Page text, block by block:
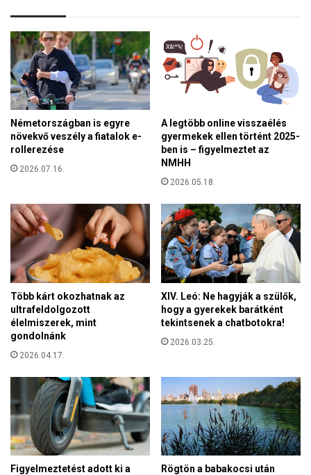
j
á
t
S
z
á
z
v
i
r
D
a
v
i
d
A
t
t
e
b
o
u
g
h
é
e
t
t
s
é
g
i
e
ő
h
e
e
Németországban is egyre
növekvő veszély a fiatalok e-
rollerezése
2026.07.16.
A legtöbb online visszaélés
gyermekek ellen történt 2025-
ben is – figyelmeztet az
NMHH
2026.05.18.
Több kárt okozhatnak az
ultrafeldolgozott
élelmiszerek, mint
gondolnánk
2026.04.17.
XIV. Leó: Ne hagyják a szülők,
hogy a gyerekek barátként
tekintsenek a chatbotokra!
2026.03.25.
Figyelmeztetést adott ki a
Rögtön a babakocsi után